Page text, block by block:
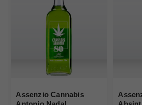
Assenzio Cannabis